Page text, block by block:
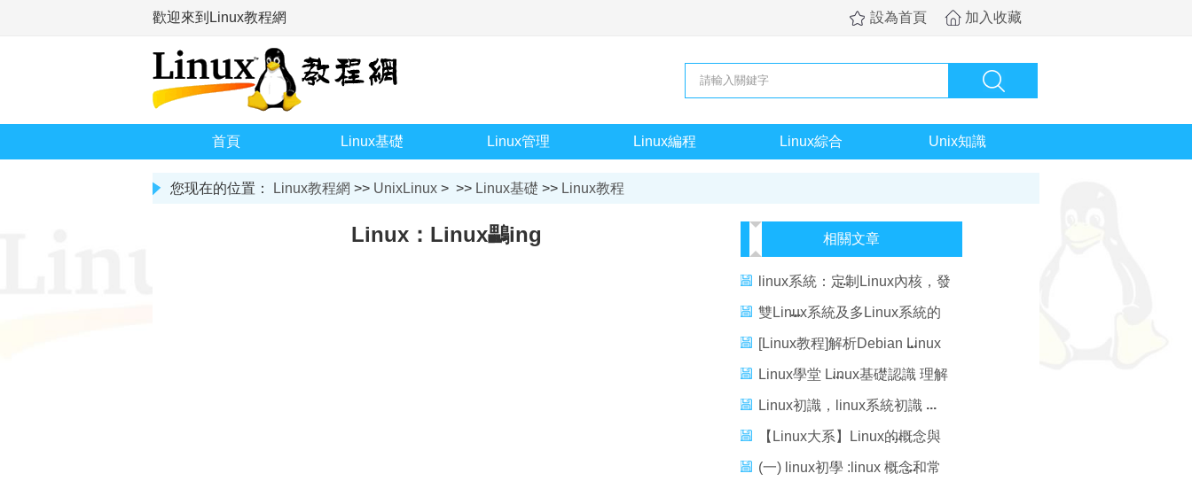
歡迎來到Linux教程網 設為首頁 加入收藏
首頁 Linux基礎 Linux管理 Linux編程 Linux綜合 Unix知識
您现在的位置： Linux教程網 >> UnixLinux > >> Linux基礎 >> Linux教程
Linux：Linux鸓ing 相關文章
linux系統：定制Linux內核，發
揮Linux潛能
雙Linux系統及多Linux系統的
安裝
[Linux教程]解析Debian Linux
與 Ubuntu Linux的關系
Linux學堂 Linux基礎認識 理解
GNU/Linux
Linux初識，linux系統初識
【Linux大系】Linux的概念與
體系，linux概念體系
(一) linux初學 :linux 概念和常